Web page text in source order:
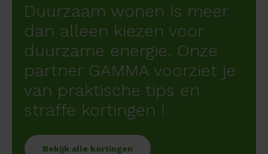
Duurzaam wonen is meer
dan alleen kiezen voor
duurzame energie. Onze
partner GAMMA voorziet je
van praktische tips en
straffe kortingen !
Bekijk alle kortingen